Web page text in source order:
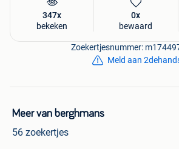
347x
bekeken
0x
bewaard
Zoekertjesnummer:
Meld aan
Meer van berghmans
56 zoekertjes